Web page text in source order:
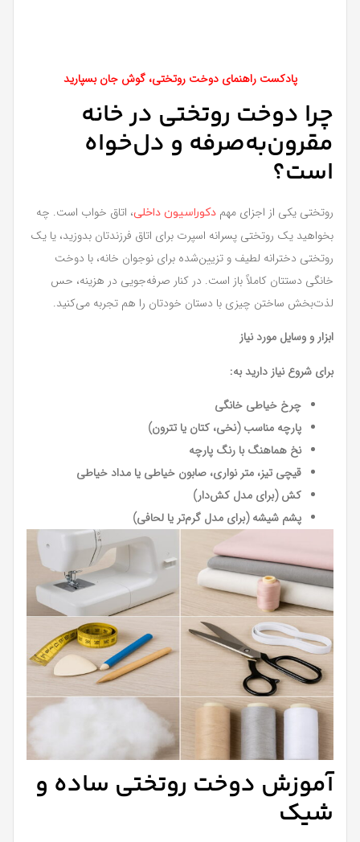
پادکست راهنمای دوخت روتختی، گوش جان بسپارید
چرا دوخت روتختی در خانه
مقرون‌به‌صرفه و دل‌خواه
است؟
روتختی یکی از اجزای مهم دکوراسیون داخلی، اتاق خواب است. چه
بخواهید یک روتختی پسرانه اسپرت برای اتاق فرزندتان بدوزید، یا یک
روتختی دخترانه لطیف و تزیین‌شده برای نوجوان خانه، با دوخت
خانگی دستتان کاملاً باز است. در کنار صرفه‌جویی در هزینه، حس
لذت‌بخش ساختن چیزی با دستان خودتان را هم تجربه می‌کنید.
ابزار و وسایل مورد نیاز
برای شروع نیاز دارید به:
چرخ خیاطی خانگی
پارچه مناسب (نخی، کتان یا تترون)
نخ هماهنگ با رنگ پارچه
قیچی تیز، متر نواری، صابون خیاطی یا مداد خیاطی
کش (برای مدل کش‌دار)
پشم شیشه (برای مدل گرم‌تر یا لحافی)
آموزش دوخت روتختی ساده و
شیک